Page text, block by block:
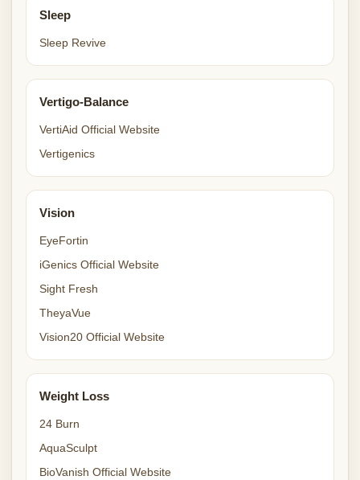
Sleep
Sleep Revive
Vertigo-Balance
VertiAid Official Website
Vertigenics
Vision
EyeFortin
iGenics Official Website
Sight Fresh
TheyaVue
Vision20 Official Website
Weight Loss
24 Burn
AquaSculpt
BioVanish Official Website